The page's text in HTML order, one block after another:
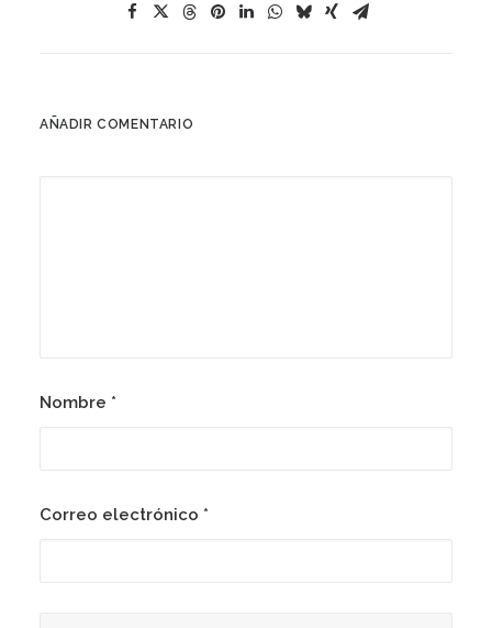
AÑADIR COMENTARIO
Nombre *
Correo electrónico *